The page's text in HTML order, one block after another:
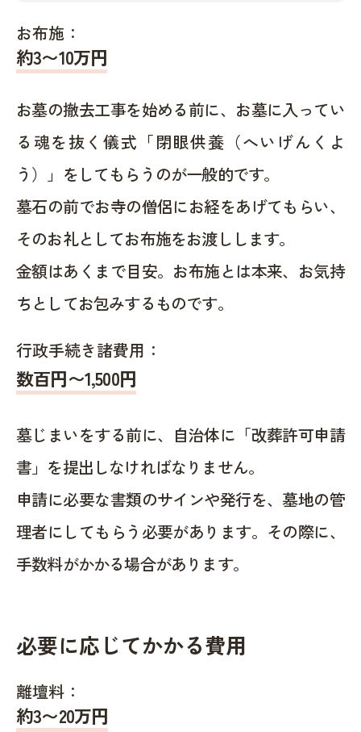
お布施：
約3〜10万円
お墓の撤去工事を始める前に、お墓に入ってい
る魂を抜く儀式「閉眼供養（へいげんくよ
う）」をしてもらうのが一般的です。
墓石の前でお寺の僧侶にお経をあげてもらい、
そのお礼としてお布施をお渡しします。
金額はあくまで目安。お布施とは本来、お気持
ちとしてお包みするものです。
行政手続き諸費用：
数百円〜1,500円
墓じまいをする前に、自治体に「改葬許可申請
書」を提出しなければなりません。
申請に必要な書類のサインや発行を、墓地の管
理者にしてもらう必要があります。その際に、
手数料がかかる場合があります。
必要に応じてかかる費用
離壇料：
約3〜20万円